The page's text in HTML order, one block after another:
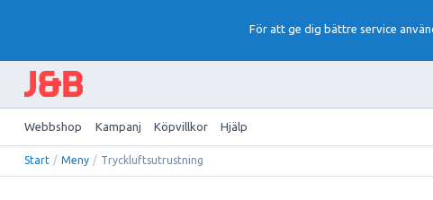
För att ge dig bättre service
Webbshop Kampanj Köpvillkor Hjälp
Start / Meny / Tryckluftsutrustning